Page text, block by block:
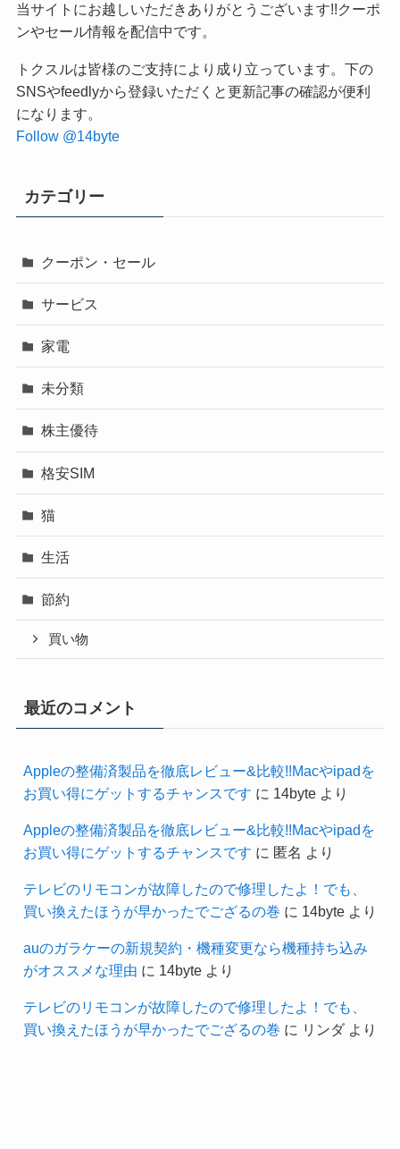
当サイトにお越しいただきありがとうございます!!クーポ
ンやセール情報を配信中です。
トクスルは皆様のご支持により成り立っています。下の
SNSやfeedlyから登録いただくと更新記事の確認が便利
になります。
Follow @14byte
カテゴリー
クーポン・セール
サービス
家電
未分類
株主優待
格安SIM
猫
生活
節約
買い物
最近のコメント
Appleの整備済製品を徹底レビュー&比較!!Macやipadを
お買い得にゲットするチャンスです に 14byteより
Appleの整備済製品を徹底レビュー&比較!!Macやipadを
お買い得にゲットするチャンスです に 匿名 より
テレビのリモコンが故障したので修理したよ！でも、
買い換えたほうが早かったでござるの巻 に 14byteより
auのガラケーの新規契約・機種変更なら機種持ち込み
がオススメな理由 に 14byteより
テレビのリモコンが故障したので修理したよ！でも、
買い換えたほうが早かったでござるの巻 に リンダより